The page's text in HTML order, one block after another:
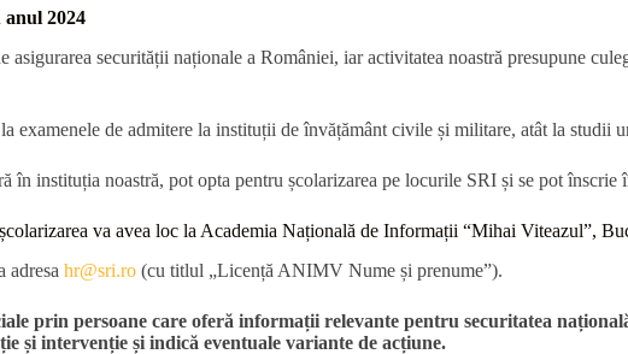
2024
securității naționale a României, iar activitatea noastră presupune
examenele de admitere la instituții de învățământ civile și militare, atât la studii
în instituția noastră, pot opta pentru școlarizarea pe locurile SRI și se pot înscrie
va avea loc la Academia Națională de Informații “Mihai Viteazul”,
adresa hr@sri.ro (cu titlul „Licență ANIMV Nume și prenume”).
prin persoane care oferă informații relevante pentru securitatea
și intervenție și indică eventuale variante de acțiune.